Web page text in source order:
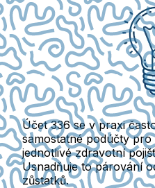
Účet 336 se v praxi
samostatné podúčty pro
jednotlivé zdravotní
Usnadňuje to párování
zůstatků.